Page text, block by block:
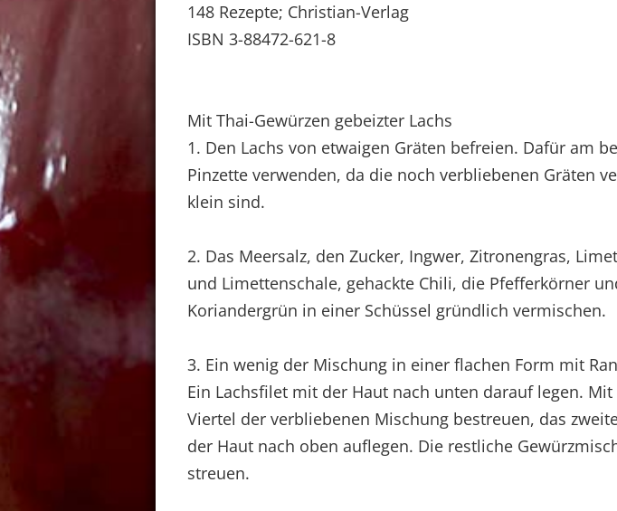
148 Rezepte; Christian-Verlag
ISBN 3-88472-621-8
Mit Thai-Gewürzen gebeizter Lachs
1. Den Lachs von etwaigen Gräten befreien. Dafür am
Pinzette verwenden, da die noch verbliebenen Gräten
klein sind.
2. Das Meersalz, den Zucker, Ingwer, Zitronengras,
und Limettenschale, gehackte Chili, die Pfefferkörner
Koriandergrün in einer Schüssel gründlich vermischen.
3. Ein wenig der Mischung in einer flachen Form mit
Ein Lachsfilet mit der Haut nach unten darauf legen. Mit
Viertel der verbliebenen Mischung bestreuen, das
der Haut nach oben auflegen. Die restliche
streuen.